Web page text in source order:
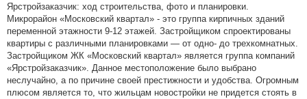
Ярстройзаказчик: ход строительства, фото и планировки.
Микрорайон «Московский квартал» - это группа кирпичных зданий
переменной этажности 9-12 этажей. Застройщиком спроектированы
квартиры с различными планировками — от одно- до трехкомнатных.
Застройщиком ЖК «Московский квартал» является группа компаний
«Ярстройзаказчик». Данное местоположение было выбрано
неслучайно, а по причине своей престижности и удобства. Огромным
плюсом является то, что жильцам новостройки не придется стоять в